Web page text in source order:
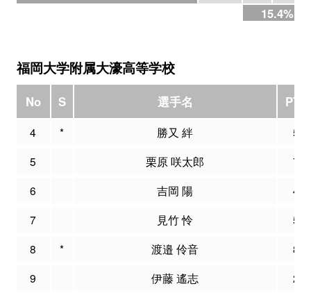
15.4%
福岡大学附属大濠高等学校
No S 選手名 PTS
4 * 勝又 絆
5
5
栗原 咲太郎
7
6
吉岡 陽
4
7
見竹 怜
5
8
* 渡邉 伶音
8
9
伊藤 遙志 2